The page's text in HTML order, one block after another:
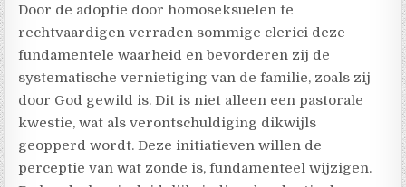
Door de adoptie door homoseksuelen te
rechtvaardigen verraden sommige clerici deze
fundamentele waarheid en bevorderen zij de
systematische vernietiging van de familie, zoals zij
door God gewild is. Dit is niet alleen een pastorale
kwestie, wat als verontschuldiging dikwijls
geopperd wordt. Deze initiatieven willen de
perceptie van wat zonde is, fundamenteel wijzigen.